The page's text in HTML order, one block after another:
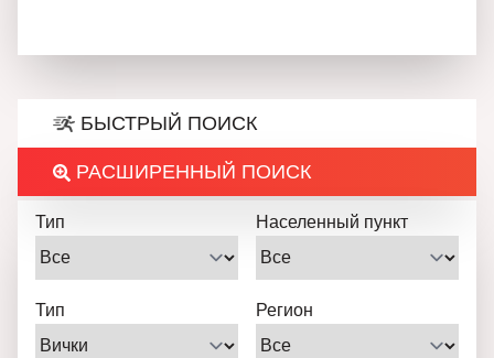
БЫСТРЫЙ ПОИСК
РАСШИРЕННЫЙ ПОИСК
Тип Населенный пункт
Тип Регион